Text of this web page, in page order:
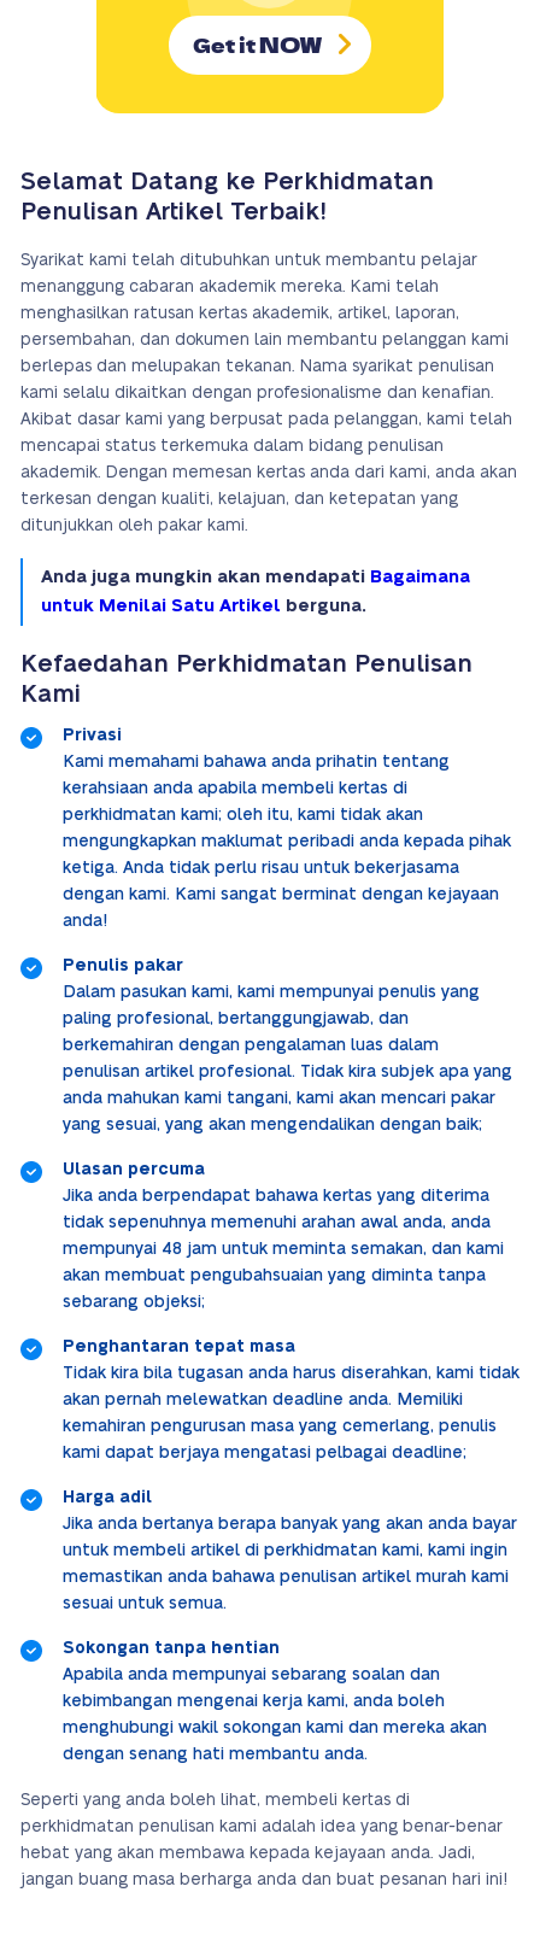
Get itNOW
Selamat Datang ke Perkhidmatan
Penulisan Artikel Terbaik!
Syarikat kami telah ditubuhkan untuk membantu pelajar
menanggung cabaran akademik mereka. Kami telah
menghasilkan ratusan kertas akademik, artikel, laporan,
persembahan, dan dokumen lain membantu pelanggan kami
berlepas dan melupakan tekanan. Nama syarikat penulisan
kami selalu dikaitkan dengan profesionalisme dan kenafian.
Akibat dasar kami yang berpusat pada pelanggan, kami telah
mencapai status terkemuka dalam bidang penulisan
akademik. Dengan memesan kertas anda dari kami, anda akan
terkesan dengan kualiti, kelajuan, dan ketepatan yang
ditunjukkan oleh pakar kami.
Anda juga mungkin akan mendapati Bagaimana
untuk Menilai Satu Artikel berguna.
Kefaedahan Perkhidmatan Penulisan
Kami
Privasi
Kami memahami bahawa anda prihatin tentang
kerahsiaan anda apabila membeli kertas di
perkhidmatan kami; oleh itu, kami tidak akan
mengungkapkan maklumat peribadi anda kepada pihak
ketiga. Anda tidak perlu risau untuk bekerjasama
dengan kami. Kami sangat berminat dengan kejayaan
anda!
Penulis pakar
Dalam pasukan kami, kami mempunyai penulis yang
paling profesional, bertanggungjawab, dan
berkemahiran dengan pengalaman luas dalam
penulisan artikel profesional. Tidak kira subjek apa yang
anda mahukan kami tangani, kami akan mencari pakar
yang sesuai, yang akan mengendalikan dengan baik;
Ulasan percuma
Jika anda berpendapat bahawa kertas yang diterima
tidak sepenuhnya memenuhi arahan awal anda, anda
mempunyai 48 jam untuk meminta semakan, dan kami
akan membuat pengubahsuaian yang diminta tanpa
sebarang objeksi;
Penghantaran tepat masa
Tidak kira bila tugasan anda harus diserahkan, kami tidak
akan pernah melewatkan deadline anda. Memiliki
kemahiran pengurusan masa yang cemerlang, penulis
kami dapat berjaya mengatasi pelbagai deadline;
Harga adil
Jika anda bertanya berapa banyak yang akan anda bayar
untuk membeli artikel di perkhidmatan kami, kami ingin
memastikan anda bahawa penulisan artikel murah kami
sesuai untuk semua.
Sokongan tanpa hentian
Apabila anda mempunyai sebarang soalan dan
kebimbangan mengenai kerja kami, anda boleh
menghubungi wakil sokongan kami dan mereka akan
dengan senang hati membantu anda.
Seperti yang anda boleh lihat, membeli kertas di
perkhidmatan penulisan kami adalah idea yang benar-benar
hebat yang akan membawa kepada kejayaan anda. Jadi,
jangan buang masa berharga anda dan buat pesanan hari ini!